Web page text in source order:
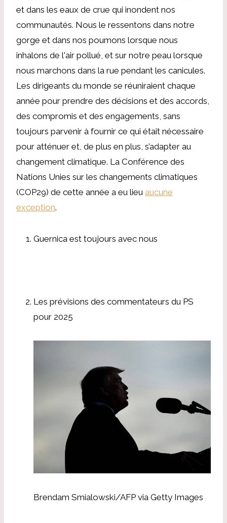
et dans les eaux de crue qui inondent nos
communautés. Nous le ressentons dans notre
gorge et dans nos poumons lorsque nous
inhalons de l'air pollué, et sur notre peau lorsque
nous marchons dans la rue pendant les canicules.
Les dirigeants du monde se réuniraient chaque
année pour prendre des décisions et des accords,
des compromis et des engagements, sans
toujours parvenir à fournir ce qui était nécessaire
pour atténuer et, de plus en plus, s’adapter au
changement climatique. La Conférence des
Nations Unies sur les changements climatiques
(COP29) de cette année a eu lieu aucune
exception.
Guernica est toujours avec nous
Les prévisions des commentateurs du PS
pour 2025
Brendam Smialowski/AFP via Getty Images